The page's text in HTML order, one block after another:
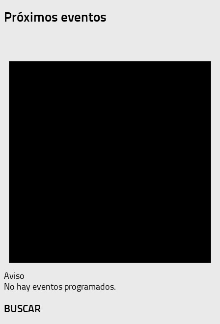
Próximos eventos
Aviso
No hay eventos programados.
BUSCAR